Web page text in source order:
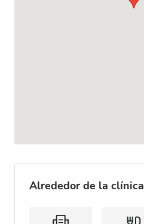
Alrededor de la clínica